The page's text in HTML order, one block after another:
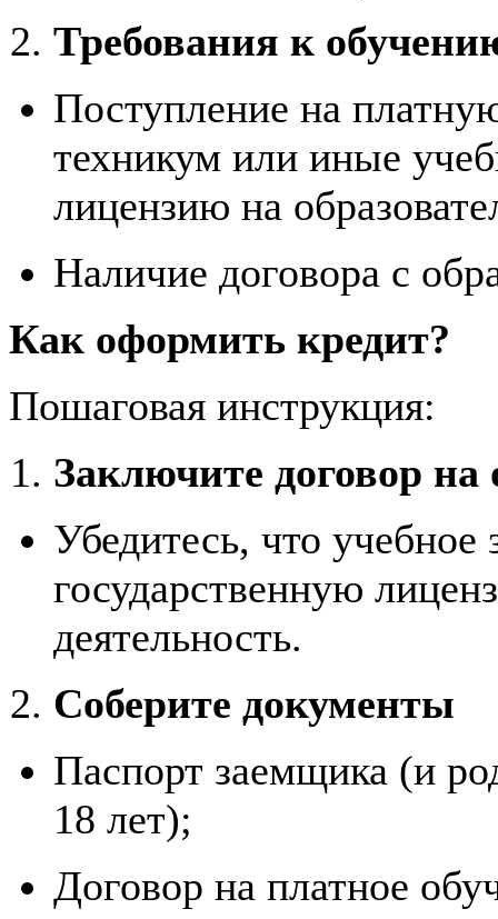
Требования к
Поступление на
техникум или иные
лицензию на
Наличие договора с
Как оформить кредит?
Пошаговая инструкция:
Заключите договор на
Убедитесь, что учебное
государственную
деятельность.
Соберите документы
Паспорт заемщика (и
18 лет);
Договор на платное